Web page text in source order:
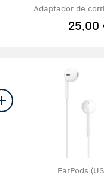
Adaptador de
25,00
EarPods